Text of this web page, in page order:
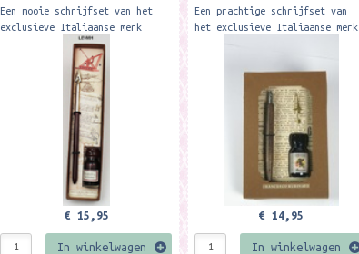
Rubinato - levi/01
Een mooie schrijfset van het
exclusieve Italiaanse merk
Rubinato met een kunstof
nibhouder en goudkleurige nib (
€ 15,95
In winkelwagen
7623
Een prachtige schrijfset van
het exclusieve Italiaanse merk
inkt. Alles zit verpakt in...
€ 14,95
In winkelwagen